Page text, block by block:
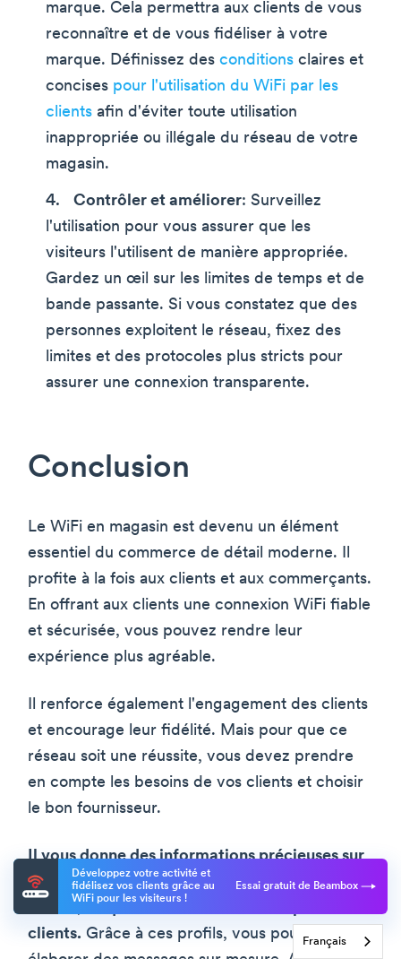
marque. Cela permettra aux clients de vous
reconnaître et de vous fidéliser à votre
marque. Définissez des conditions claires et
concises pour l'utilisation du WiFi par les
clients afin d'éviter toute utilisation
inappropriée ou illégale du réseau de votre
magasin.
Contrôler et améliorer: Surveillez
l'utilisation pour vous assurer que les
visiteurs l'utilisent de manière appropriée.
Gardez un œil sur les limites de temps et de
bande passante. Si vous constatez que des
personnes exploitent le réseau, fixez des
limites et des protocoles plus stricts pour
assurer une connexion transparente.
Conclusion
Le WiFi en magasin est devenu un élément
essentiel du commerce de détail moderne. Il
profite à la fois aux clients et aux commerçants.
En offrant aux clients une connexion WiFi fiable
et sécurisée, vous pouvez rendre leur
expérience plus agréable.
Il renforce également l'engagement des clients
et encourage leur fidélité. Mais pour que ce
réseau soit une réussite, vous devez prendre
en compte les besoins de vos clients et choisir
le bon fournisseur.
Il vous donne des informations précieuses sur
les comportements et les habitudes des
clients, ce qui vous aide à créer des profils de
clients. Grâce à ces profils, vous pouvez
Développez votre activité et
fidélisez vos clients grâce au
WiFi pour les visiteurs !
Essai gratuit de Beambox
Français